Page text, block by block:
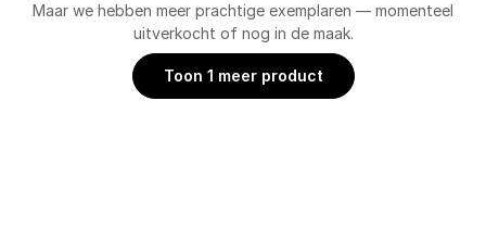
Maar we hebben meer prachtige exemplaren — momenteel
uitverkocht of nog in de maak.
Toon 1 meer product